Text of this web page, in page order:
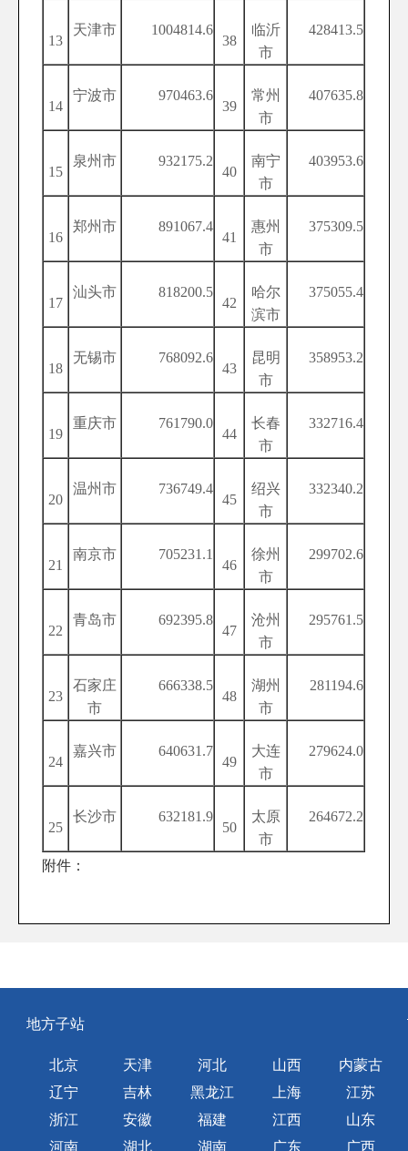
13
天津市 1004814.6
38
临沂
市
428413.5
14
宁波市 970463.6
39
常州
市
407635.8
15
泉州市 932175.2
40
南宁
市
403953.6
16
郑州市 891067.4
41
惠州
市
375309.5
17
汕头市 818200.5
42
哈尔
滨市
375055.4
18
无锡市 768092.6
43
昆明
市
358953.2
19
重庆市 761790.0
44
长春
市
332716.4
20
温州市 736749.4
45
绍兴
市
332340.2
21
南京市 705231.1
46
徐州
市
299702.6
22
青岛市 692395.8
47
沧州
市
295761.5
23
石家庄
市
666338.5
48
湖州
市
281194.6
24
嘉兴市 640631.7
49
大连
市
279624.0
25
长沙市 632181.9
50
太原
市
264672.2
附件：
地方子站
北京 天津 河北 山西
内蒙古
辽宁
吉林 黑龙江 上海
江苏
浙江
安徽 福建 江西
山东
河南
湖北 湖南 广东 广西